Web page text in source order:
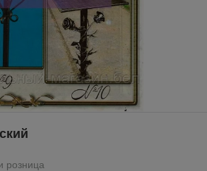
розница